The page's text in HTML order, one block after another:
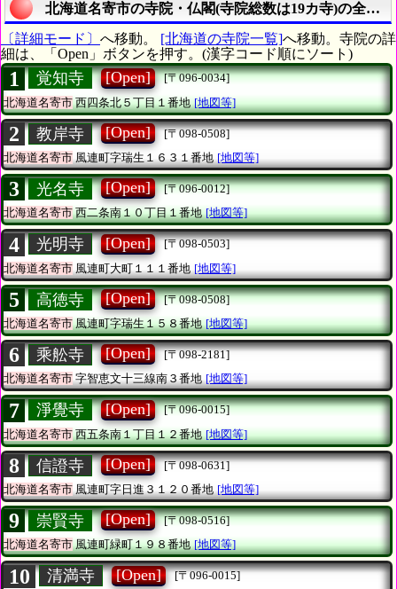
北海道名寄市の寺院・仏閣(寺院総数は19カ寺)の全リス
〔詳細モード〕 へ移動。 [北海道の寺院一覧]へ移動。寺院の詳
細は、「Open」ボタンを押す。(漢字コード順にソート)
1 覚知寺 [Open]
[〒096-0034]
北海道名寄市西四条北５丁目１番地 [地図等]
2 教岸寺 [Open]
[〒098-0508]
北海道名寄市風連町字瑞生１６３１番地 [地図等]
3 光名寺 [Open]
[〒096-0012]
北海道名寄市西二条南１０丁目１番地 [地図等]
4 光明寺 [Open]
[〒098-0503]
北海道名寄市 風連町大町１１１番地 [地図等]
5 高徳寺 [Open]
[〒098-0508]
北海道名寄市風連町字瑞生１５８番地 [地図等]
6 乘舩寺 [Open]
[〒098-2181]
北海道名寄市字智恵文十三線南３番地 [地図等]
7 淨覺寺 [Open]
[〒096-0015]
北海道名寄市西五条南１丁目１２番地 [地図等]
8 信證寺 [Open]
[〒098-0631]
北海道名寄市風連町字日進３１２０番地 [地図等]
9 崇賢寺 [Open]
[〒098-0516]
北海道名寄市風連町緑町１９８番地 [地図等]
10 清満寺 [Open]
[〒096-0015]